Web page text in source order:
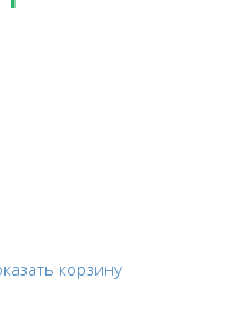
корзину